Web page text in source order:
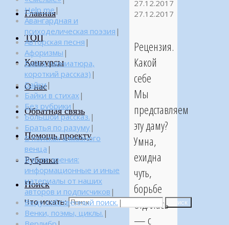
Главная
ТОП
Конкурсы
О нас
Обратная связь
Помощь проекту
Рубрики
Поиск
Что искать: Поиск
27.12.2017
27.12.2017
Рецензия.
Какой
себе
Мы
представляем
эту даму?
Умна,
ехидна
чуть,
борьбе
ОтдАлась
— с
Help me|
Авангардная и
психоделическая поэзия |
Авторская песня |
Афоризмы |
Байка (миниатюра,
короткий рассказ) |
Байки|
Байки в стихах |
Без рубрики |
Большой рассказ. |
Братья по разуму|
В поисках алмазного
венца |
В поле зрения:
информационные и иные
материалы от наших
авторов и подписчиков |
Веду собственный поиск. |
Венки, поэмы, циклы. |